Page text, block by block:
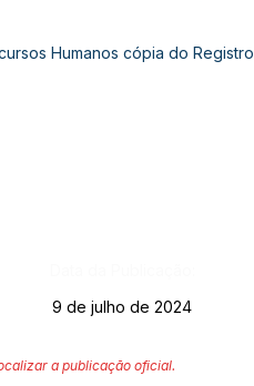
Humanos cópia do
9 de julho de 2024
a publicação oficial.